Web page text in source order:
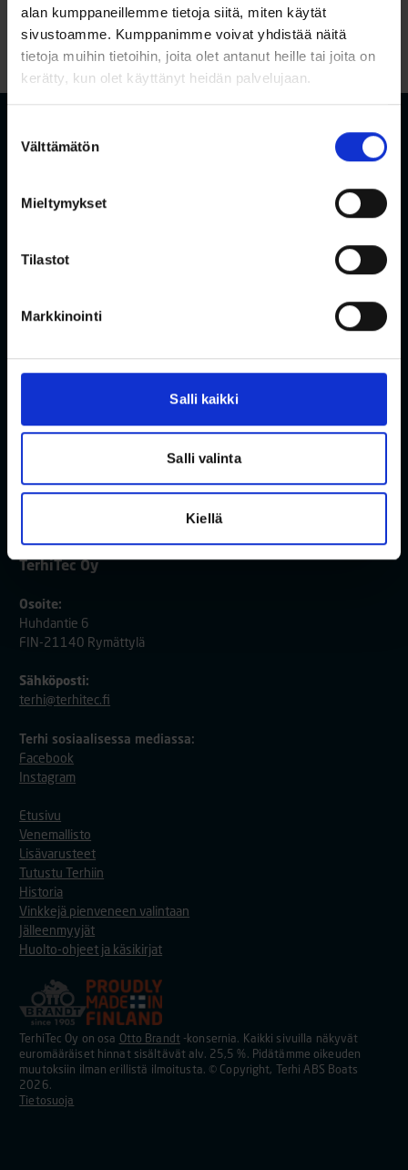
alan kumppaneillemme tietoja siitä, miten käytät
sivustoamme. Kumppanimme voivat yhdistää näitä
tietoja muihin tietoihin, joita olet antanut heille tai joita on
kerätty, kun olet käyttänyt heidän palvelujaan.
valinta
Välttämätön
Mieltymykset
Tilastot
Markkinointi
Salli kaikki
Salli valinta
Kiellä
Etusivu Ota yhteyttä
Kiinnostuitko?
Autamme mielellämme Terhi-veneisiin ja -varusteisiin liittyvissä
kaipaamaan jotain tietoja tai muuten haluat antaa palautetta tai
vaikkapa jakaa käyttökokemuksia kanssamme, laitathan rohkeasti
Voit myös olla meihin yhteydessä sosiaalisen median kautta.
TerhiTec Oy
Osoite:
Huhdantie 6
FIN-21140 Rymättylä
Sähköposti:
terhi@terhitec.fi
Terhi sosiaalisessa mediassa:
Facebook
Instagram
Etusivu
Venemallisto
Lisävarusteet
Tutustu Terhiin
Historia
Vinkkejä pienveneen valintaan
Jälleenmyyjät
Huolto-ohjeet ja käsikirjat
TerhiTec Oy on osa Otto Brandt-konsernia. Kaikki sivuilla näkyvät
euromääräiset hinnat sisältävät alv. 25,5 %. Pidätämme oikeuden
muutoksiin ilman erillistä ilmoitusta. © Copyright, Terhi ABS Boats
2026.
Tietosuoja